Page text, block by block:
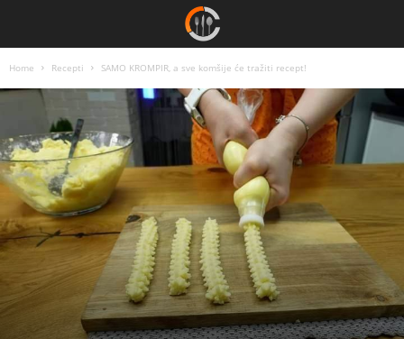
Home Recepti SAMO KROMPIR, a sve komšije će tražiti recept!